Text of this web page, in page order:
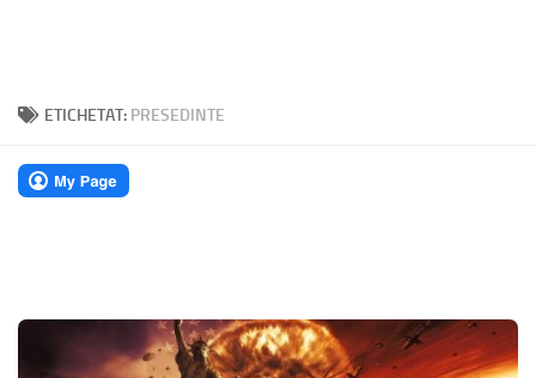
ETICHETAT: PRESEDINTE